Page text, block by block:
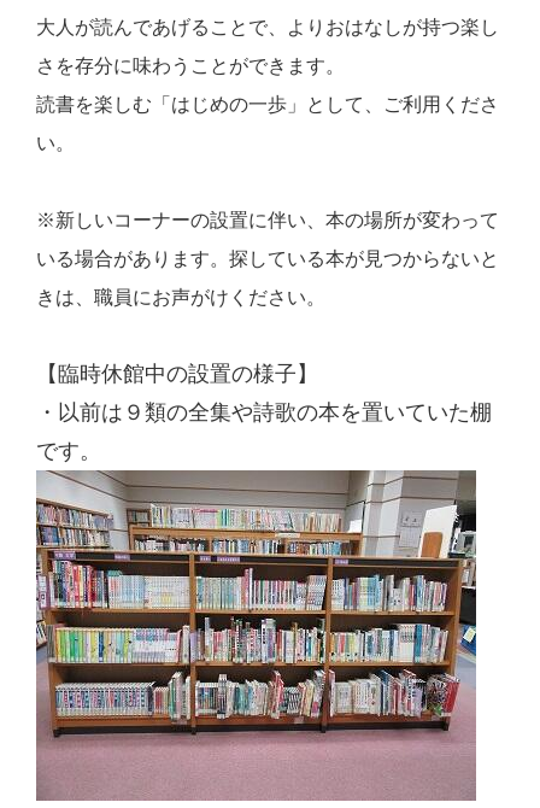
大人が読んであげることで、よりおはなしが持つ楽し
さを存分に味わうことができます。
読書を楽しむ「はじめの一歩」として、ご利用くださ
い。
※新しいコーナーの設置に伴い、本の場所が変わって
いる場合があります。探している本が見つからないと
きは、職員にお声がけください。
【臨時休館中の設置の様子】
・以前は９類の全集や詩歌の本を置いていた棚
です。